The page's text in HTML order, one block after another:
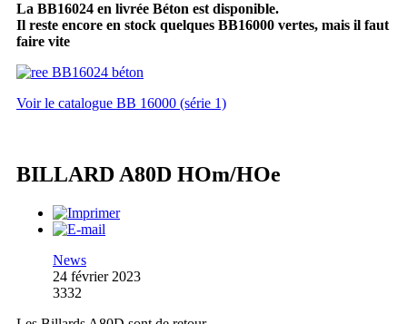
La BB16024 en livrée Béton est disponible.
Il reste encore en stock quelques BB16000 vertes, mais il faut
faire vite
Voir le catalogue BB 16000 (série 1)
BILLARD A80D HOm/HOe
News
24 février 2023
3332